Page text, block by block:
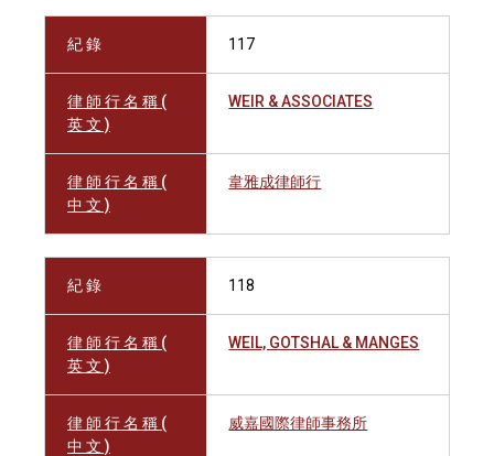
紀 錄 117
律 師 行 名 稱 (
英 文 )
WEIR & ASSOCIATES
律 師 行 名 稱 (
中 文 )
韋雅成律師行
紀 錄 118
律 師 行 名 稱 (
英 文 )
WEIL, GOTSHAL & MANGES
律 師 行 名 稱 (
中 文 )
威嘉國際律師事務所